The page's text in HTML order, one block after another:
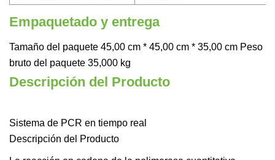
Empaquetado y entrega
Tamaño del paquete 45,00 cm * 45,00 cm * 35,00 cm Peso
bruto del paquete 35,000 kg
Descripción del Producto
Sistema de PCR en tiempo real
Descripción del Producto